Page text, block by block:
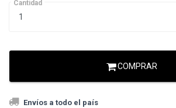
Cantidad
COMPRAR
Envíos a todo el país